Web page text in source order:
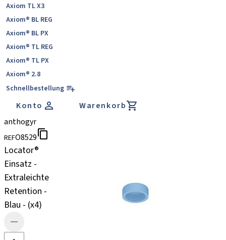
Axiom TL X3
Axiom® BL REG
Axiom® BL PX
Axiom® TL REG
Axiom® TL PX
Axiom® 2.8
Schnellbestellung
Konto
Warenkorb
anthogyr
REFO8529
Locator®
Einsatz -
Extraleichte
Retention -
Blau - (x4)